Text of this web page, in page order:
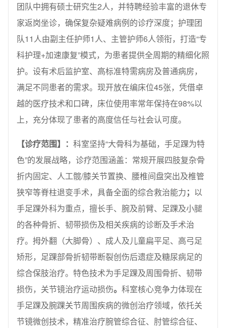
团队中拥有硕士研究生2人，并特聘经验丰富的退休专
家返岗坐诊，确保复杂疑难病例的诊疗深度；护理团
队11人由副主任护师1人、主管护师6人领衔，打造“专
科护理+加速康复”模式，为患者提供全周期的精细化照
护。设有术后监护室、高标准特需病房及普通病房，
满足不同患者的需求。现开放在编床位45张，凭借卓
越的医疗技术和口碑，床位使用率常年保持在98%以
上，充分体现了患者的高度信任与社会认可度。
【诊疗范围】： 科室坚持“大骨科为基础，手足踝为特
色”的发展战略，诊疗范围涵盖：常规开展四肢复杂骨
折内固定、人工髋/膝关节置换、腰椎间盘突出及椎管
狭窄等脊柱退变手术，具备全面的综合救治能力； 以
手足踝外科为重点，擅长手、腕及前臂、足踝及小腿
的各种骨折、韧带损伤及相关疾病的诊断及手术治
疗。拇外翻（大脚骨）、成人及儿童扁平足、高弓足
矫形，足踝部骨折韧带断裂创伤后遗症及糖尿病足的
综合保肢治疗。特色技术为手足踝及周围骨折、韧带
损伤，关节镜治疗运动损伤。 科室核心竞争力体现在
手足踝及腕踝关节周围疾病的微创治疗领域，依托关
节镜微创技术，精准治疗腕管综合征、肘管综合征、